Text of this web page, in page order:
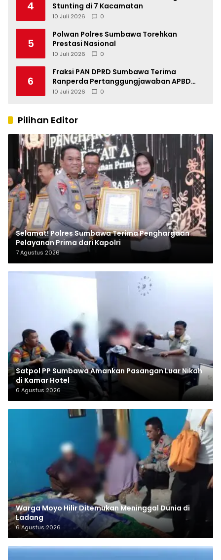
4
Stunting di 7 Kacamatan
10 Juli 2026 0
5
Polwan Polres Sumbawa Torehkan
Prestasi Nasional
10 Juli 2026 0
6
Fraksi PAN DPRD Sumbawa Terima
Ranperda Pertanggungjawaban APBD
2025, Soroti SILPA Rp201,68 Miliar dan
10 Juli 2026 0
Pilihan Editor
Selamat! Polres Sumbawa Terima Penghargaan
Pelayanan Prima dari Kapolri
7 Agustus 2026
Satpol PP Sumbawa Amankan Pasangan Luar Nikah
di Kamar Hotel
6 Agustus 2026
Warga Moyo Hilir Ditemukan Meninggal Dunia di
Ladang
6 Agustus 2026